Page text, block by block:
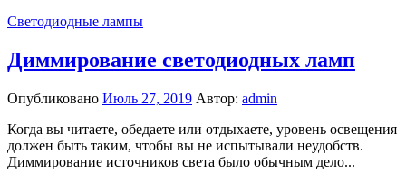
Светодиодные лампы
Диммирование светодиодных ламп
Опубликовано Июль 27, 2019 Автор: admin
Когда вы читаете, обедаете или отдыхаете, уровень освещения
должен быть таким, чтобы вы не испытывали неудобств.
Диммирование источников света было обычным дело...